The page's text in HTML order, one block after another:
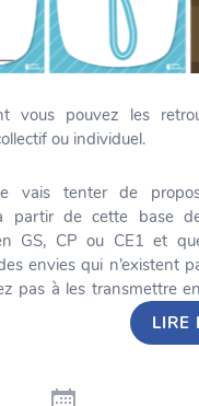
vous pouvez les
ou individuel.
vais tenter de
partir de cette base
GS, CP ou CE1 et
envies qui n’existent
pas à les transmettre
LIRE